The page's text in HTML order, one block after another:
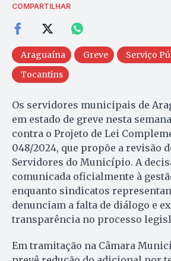
COMPARTILHAR
Araguaína Greve
Serviço
Tocantins
Os servidores municipais de
em estado de greve nesta
contra o Projeto de Lei
048/2024, que propõe a revisão
Servidores do Município. A
comunicada oficialmente à
enquanto sindicatos
denunciam a falta de diálogo e
transparência no processo
Em tramitação na Câmara